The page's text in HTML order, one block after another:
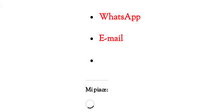
WhatsApp
E-mail
Mi piace:
Caricamento